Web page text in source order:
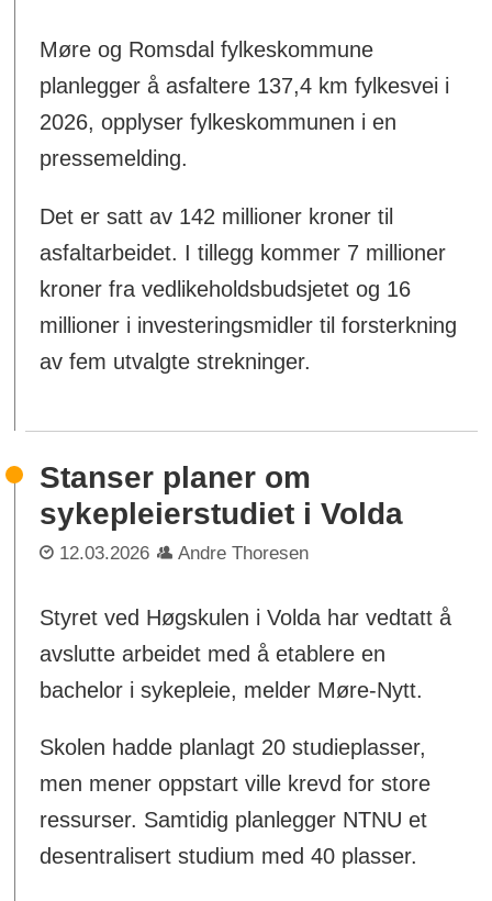
Møre og Romsdal fylkeskommune
planlegger å asfaltere 137,4 km fylkesvei i
2026, opplyser fylkeskommunen i en
pressemelding.
Det er satt av 142 millioner kroner til
asfaltarbeidet. I tillegg kommer 7 millioner
kroner fra vedlikeholdsbudsjetet og 16
millioner i investeringsmidler til forsterkning
av fem utvalgte strekninger.
Stanser planer om
sykepleierstudiet i Volda
12.03.2026 Andre Thoresen
Styret ved Høgskulen i Volda har vedtatt å
avslutte arbeidet med å etablere en
bachelor i sykepleie, melder Møre-Nytt.
Skolen hadde planlagt 20 studieplasser,
men mener oppstart ville krevd for store
ressurser. Samtidig planlegger NTNU et
desentralisert studium med 40 plasser.